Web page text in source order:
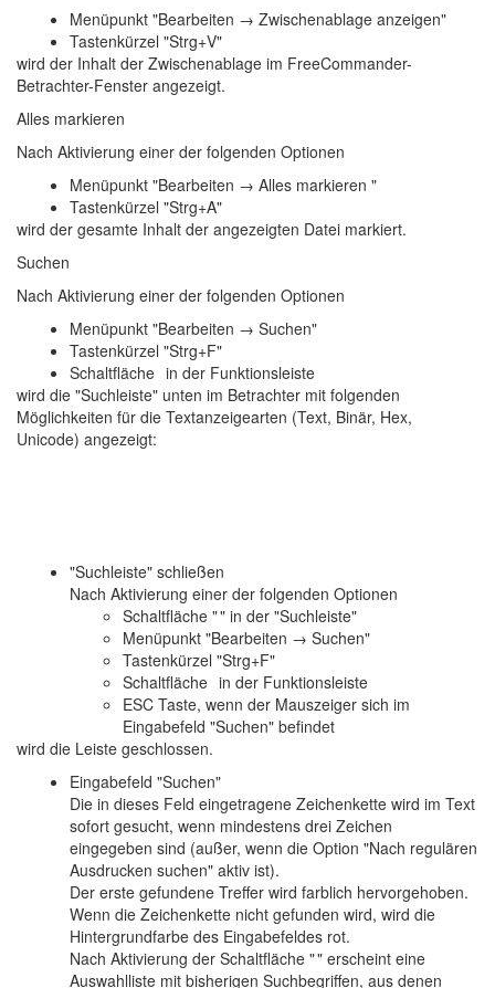
Menüpunkt "Bearbeiten → Zwischenablage anzeigen"
Tastenkürzel "Strg+V"
wird der Inhalt der Zwischenablage im FreeCommander-
Betrachter-Fenster angezeigt.
Alles markieren
Nach Aktivierung einer der folgenden Optionen
Menüpunkt "Bearbeiten → Alles markieren "
Tastenkürzel "Strg+A"
wird der gesamte Inhalt der angezeigten Datei markiert.
Suchen
Nach Aktivierung einer der folgenden Optionen
Menüpunkt "Bearbeiten → Suchen"
Tastenkürzel "Strg+F"
Schaltfläche in der Funktionsleiste
wird die "Suchleiste" unten im Betrachter mit folgenden
Möglichkeiten für die Textanzeigearten (Text, Binär, Hex,
Unicode) angezeigt:
"Suchleiste" schließen
Nach Aktivierung einer der folgenden Optionen
Schaltfläche "" in der "Suchleiste"
Menüpunkt "Bearbeiten → Suchen"
Tastenkürzel "Strg+F"
Schaltfläche in der Funktionsleiste
ESC Taste, wenn der Mauszeiger sich im
Eingabefeld "Suchen" befindet
wird die Leiste geschlossen.
Eingabefeld "Suchen"
Die in dieses Feld eingetragene Zeichenkette wird im Text
sofort gesucht, wenn mindestens drei Zeichen
eingegeben sind (außer, wenn die Option "Nach regulären
Ausdrucken suchen" aktiv ist).
Der erste gefundene Treffer wird farblich hervorgehoben.
Wenn die Zeichenkette nicht gefunden wird, wird die
Hintergrundfarbe des Eingabefeldes rot.
Nach Aktivierung der Schaltfläche "" erscheint eine
Auswahlliste mit bisherigen Suchbegriffen, aus denen